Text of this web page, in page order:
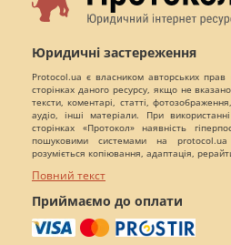
Юридичні застереження
Protocol.ua є власником авторських
сторінках даного ресурсу, якщо не
тексти, коментарі, статті,
аудіо, інші матеріали. При
сторінках «Протокол» наявність
пошуковими системами на protocol.ua
розуміється копіювання, адаптація,
Повний текст
Приймаємо до оплати